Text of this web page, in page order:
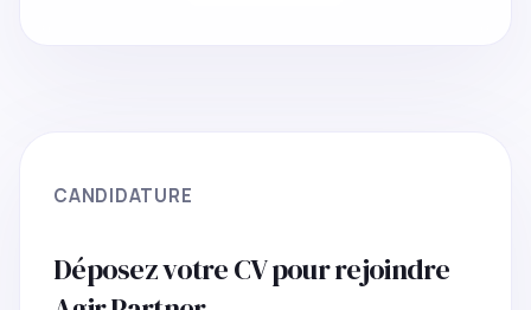
CANDIDATURE
Déposez votre CV pour rejoindre